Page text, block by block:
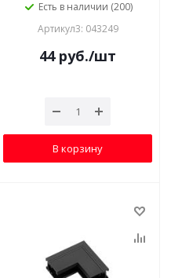
Есть в наличии (200)
Артикул3: 043249
44руб./шт
В корзину